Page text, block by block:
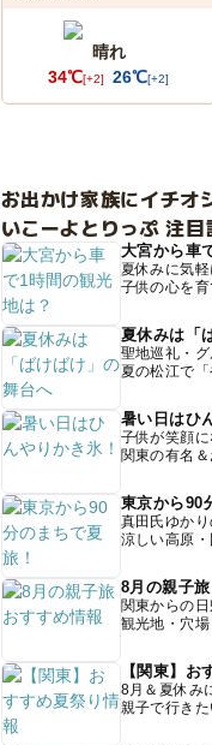
晴れ
34℃[+2] 26℃[+2]
お出かけ家族にイチオ
いこーよとりっぷ 注目
大宮から車
夏休みに気
子供の心を
夏休みは「
聖地巡礼・
夏の松江で
暑い日はひ
子供が笑顔
関東の有名
東京から90
真田氏ゆか
涼しい高原
8月の親子
関東からの
観光地・穴
【関東】お
8月＆夏休み
親子で行き